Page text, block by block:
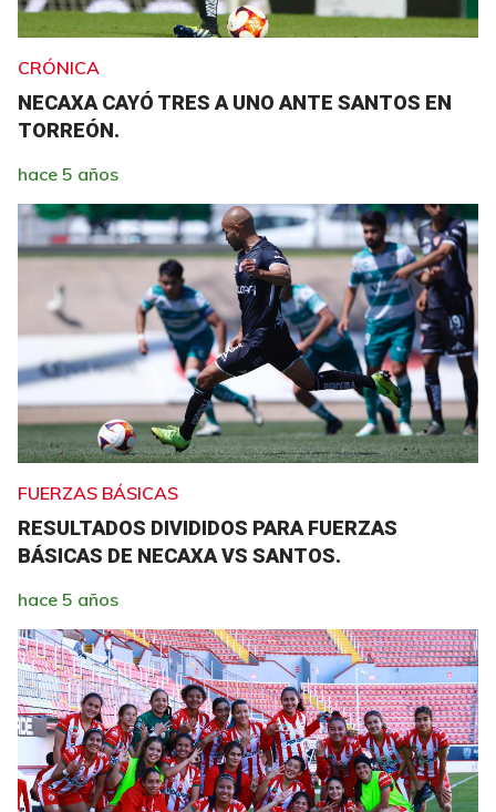
CRÓNICA
NECAXA CAYÓ TRES A UNO ANTE SANTOS EN
TORREÓN.
hace 5 años
FUERZAS BÁSICAS
RESULTADOS DIVIDIDOS PARA FUERZAS
BÁSICAS DE NECAXA VS SANTOS.
hace 5 años